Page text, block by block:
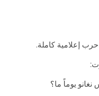
إعلامية كاملة.